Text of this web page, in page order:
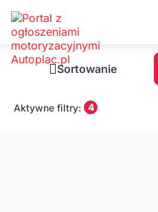
Sortowanie
Aktywne filtry: 4